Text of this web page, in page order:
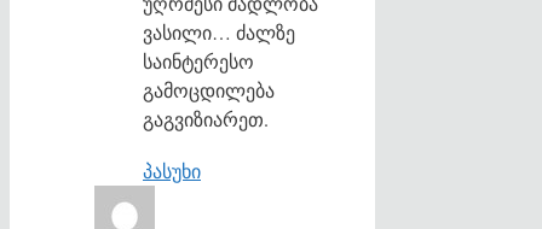
ვასილი… ძალზე
საინტერესო
გამოცდილება
გაგვიზიარეთ.
პასუხი